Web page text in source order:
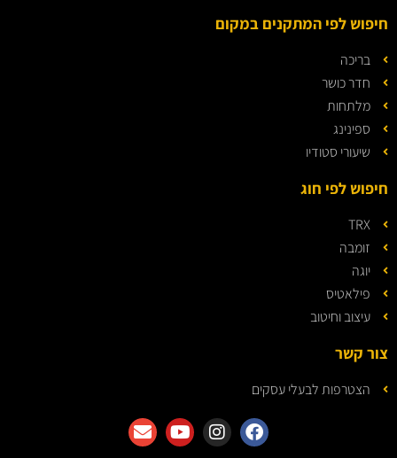
חיפוש לפי המתקנים במקום
בריכה
חדר כושר
מלתחות
ספינינג
שיעורי סטודיו
חיפוש לפי חוג
TRX
זומבה
יוגה
פילאטיס
עיצוב וחיטוב
צור קשר
הצטרפות לבעלי עסקים